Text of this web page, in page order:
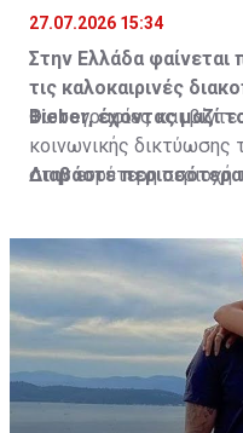
Ελλάδα
27.07.2026 15:34
Στην Ελλάδα
τις καλοκαιρινές
Bieber, έχοντας μαζί
Φωτογραφίες και
κοινωνικής δικτύωσης
στην ευρύτερη περιοχή
Διαβάστε